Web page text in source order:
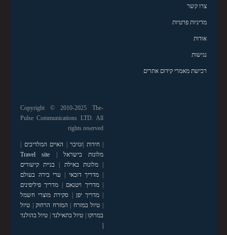
צרו קשר
מדיניות פרטיות
אודות
נגישות
רכישת מאמרי קידום אתרים
Copyright © 2010-2025 The-
Pulse Communications LTD. All
rights reserved
|חידות |זנזיבר | האיים המלדיבים |
מלונות בישראל |
Travel site
|מלונות באילת | בניית קישורים
| מדריך דובאי | ערי בירה בעולם
|מדריך ויטנאם | מדריך פיליפינים
|מדריך יפן | סקירת מוצרי חשמל
| טיול במזרח | המזרח הרחוק| טיול
במרוקו| טיול בתאילנד| טיול בהולנד
|